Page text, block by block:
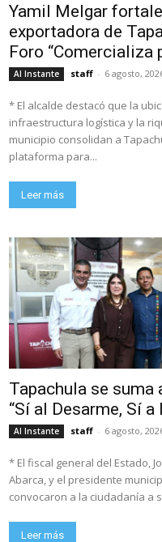
Yamil Melgar
exportadora de
Foro “Comercializa
Al Instante staff - 6 agosto,
* El alcalde destacó que la
infraestructura logística y la
municipio consolidan a
plataforma para...
Leer más
Tapachula se suma
“Sí al Desarme, Sí a
Al Instante staff - 6 agosto,
* El fiscal general del Estado,
Abarca, y el presidente
convocaron a la ciudadanía a
Leer más